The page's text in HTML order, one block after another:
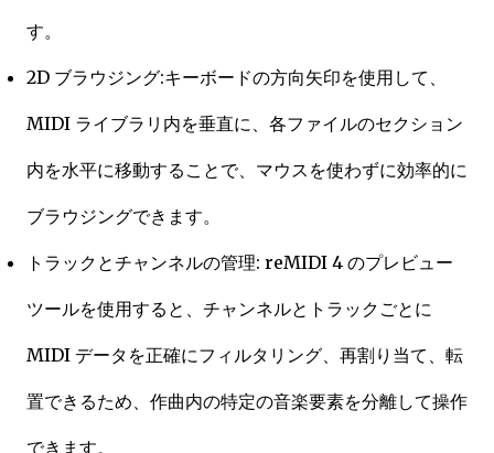
す。
2D ブラウジング:キーボードの方向矢印を使用して、
MIDI ライブラリ内を垂直に、各ファイルのセクション
内を水平に移動することで、マウスを使わずに効率的に
ブラウジングできます。
トラックとチャンネルの管理: reMIDI 4 のプレビュー
ツールを使用すると、チャンネルとトラックごとに
MIDI データを正確にフィルタリング、再割り当て、転
置できるため、作曲内の特定の音楽要素を分離して操作
できます。